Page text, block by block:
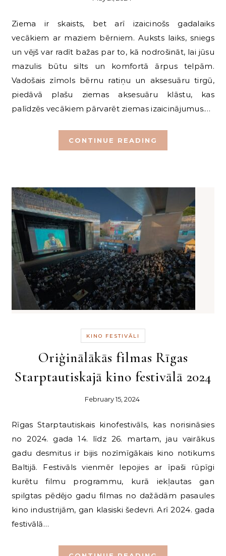
Ziema ir skaists, bet arī izaicinošs gadalaiks
vecākiem ar maziem bērniem. Auksts laiks, sniegs
un vējš var radīt bažas par to, kā nodrošināt, lai jūsu
mazulis būtu silts un komfortā ārpus telpām.
Vadošais zīmols bērnu ratiņu un aksesuāru tirgū,
piedāvā plašu ziemas aksesuāru klāstu, kas
palīdzēs vecākiem pārvarēt ziemas izaicinājumus.…
CONTINUE READING
KINO FESTIVĀLI
Oriģinālākās filmas Rīgas
Starptautiskajā kino festivālā 2024
February 15, 2024
Rīgas Starptautiskais kinofestivāls, kas norisināsies
no 2024. gada 14. līdz 26. martam, jau vairākus
gadu desmitus ir bijis nozīmīgākais kino notikums
Baltijā. Festivāls vienmēr lepojies ar īpaši rūpīgi
kurētu filmu programmu, kurā iekļautas gan
spilgtas pēdējo gadu filmas no dažādām pasaules
kino industrijām, gan klasiski šedevri. Arī 2024. gada
festivālā…